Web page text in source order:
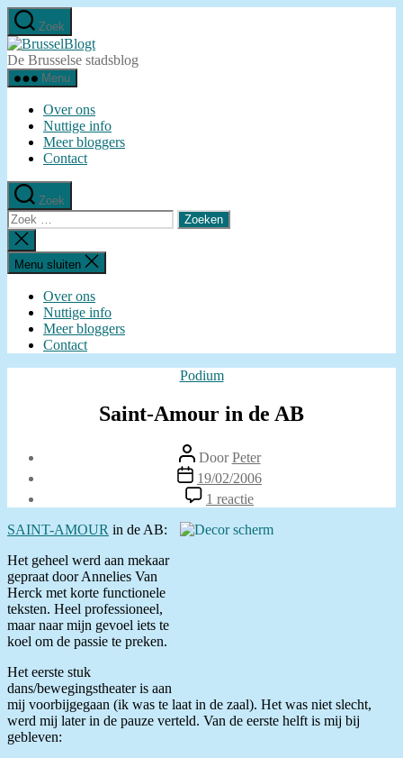
Ga
naar
de
inhoud
Zoek
BrusselBlogt
De Brusselse stadsblog
Menu
Over ons
Nuttige info
Meer bloggers
Contact
Zoek
Zoeken
naar:
Zoeken
sluiten
Menu sluiten
Over ons
Nuttige info
Meer bloggers
Contact
Categorieën
Podium
Saint-Amour in de AB
Berichtauteur
DoorPeter
Berichtdatum
19/02/2006
1 reactie
Saint-
Amour
SAINT-AMOUR in de AB:
Het geheel werd aan mekaar
gepraat door Annelies Van
Herck met korte functionele
teksten. Heel professioneel,
maar naar mijn gevoel iets te
koel om de passie te preken.
Het eerste stuk
dans/bewegingstheater is aan
mij voorbijgegaan (ik was te laat in de zaal). Het was niet slecht,
werd mij later in de pauze verteld. Van de eerste helft is mij bij
gebleven: